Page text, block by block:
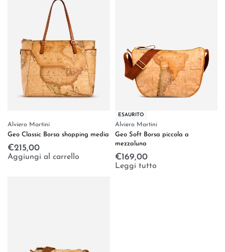
Alviero Martini
Geo Classic Borsa shopping media
€215,00
Aggiungi al carrello
ESAURITO
Alviero Martini
Geo Soft Borsa piccola a
mezzaluna
€169,00
Leggi tutto